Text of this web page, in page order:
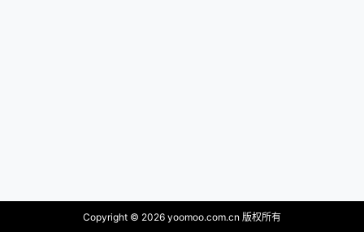
Copyright © 2026 yoomoo.com.cn 版权所有